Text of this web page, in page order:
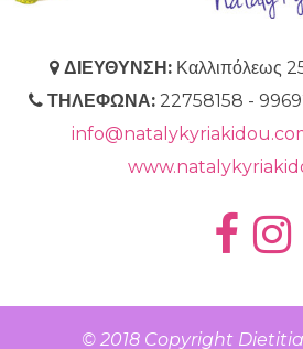
ΔΙΕΥΘΥΝΣΗ: Καλλιπόλεως
ΤΗΛΕΦΩΝΑ:22758158 -
© 2018 Copyright